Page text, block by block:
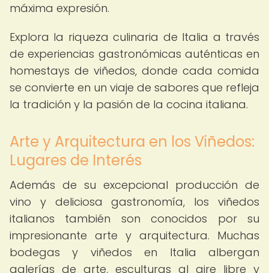
máxima expresión.
Explora la riqueza culinaria de Italia a través
de experiencias gastronómicas auténticas en
homestays de viñedos, donde cada comida
se convierte en un viaje de sabores que refleja
la tradición y la pasión de la cocina italiana.
Arte y Arquitectura en los Viñedos:
Lugares de Interés
Además de su excepcional producción de
vino y deliciosa gastronomía, los viñedos
italianos también son conocidos por su
impresionante arte y arquitectura. Muchas
bodegas y viñedos en Italia albergan
galerías de arte, esculturas al aire libre y